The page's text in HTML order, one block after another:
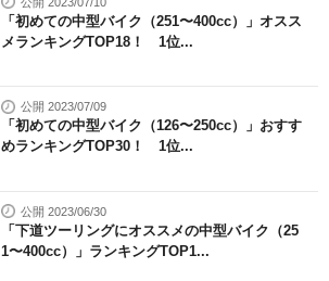
「初めての中型バイク（251〜400cc）」オスス
メランキングTOP18！ 1位...
公開 2023/07/09
「初めての中型バイク（126〜250cc）」おすす
めランキングTOP30！ 1位...
公開 2023/06/30
「下道ツーリングにオススメの中型バイク（25
1〜400cc）」ランキングTOP1...